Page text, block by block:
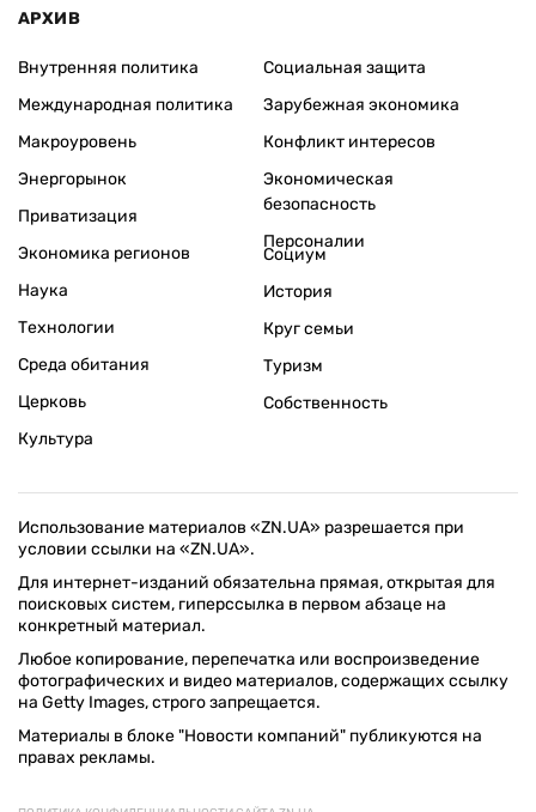
АРХИВ
Внутренняя политика
Международная политика
Макроуровень
Энергорынок
Приватизация
Экономика регионов
Социальная защита
Зарубежная экономика
Конфликт интересов
Экономическая
безопасность
Персоналии
Наука
Технологии
Среда обитания
Церковь
Культура
Социум
История
Круг семьи
Туризм
Собственность
Использование материалов «ZN.UA» разрешается при
условии ссылки на «ZN.UA».
Для интернет-изданий обязательна прямая, открытая для
поисковых систем, гиперссылка в первом абзаце на
конкретный материал.
Любое копирование, перепечатка или воспроизведение
фотографических и видео материалов, содержащих ссылку
на Getty Images, строго запрещается.
Материалы в блоке "Новости компаний" публикуются на
правах рекламы.